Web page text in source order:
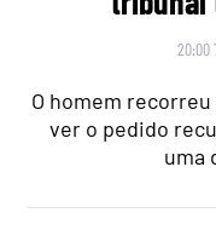
20:00
O homem
ver o pedido
uma